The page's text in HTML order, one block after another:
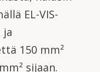
EL-VIS-
ja
150 mm²
sijaan.